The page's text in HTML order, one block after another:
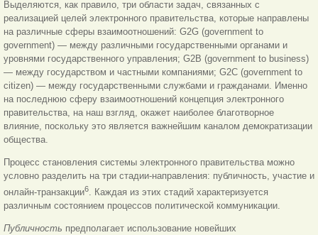
Выделяются, как правило, три области задач, связанных с
реализацией целей электронного правительства, которые направлены
на различные сферы взаимоотношений: G2G (government to
government) — между различными государственными органами и
уровнями государственного управления; G2B (government to business)
— между государством и частными компаниями; G2C (government to
citizen) — между государственными службами и гражданами. Именно
на последнюю сферу взаимоотношений концепция электронного
правительства, на наш взгляд, окажет наиболее благотворное
влияние, поскольку это является важнейшим каналом демократизации
общества.
Процесс становления системы электронного правительства можно
условно разделить на три стадии-направления: публичность, участие и
онлайн-транзакции6. Каждая из этих стадий характеризуется
различным состоянием процессов политической коммуникации.
Публичность предполагает использование новейших